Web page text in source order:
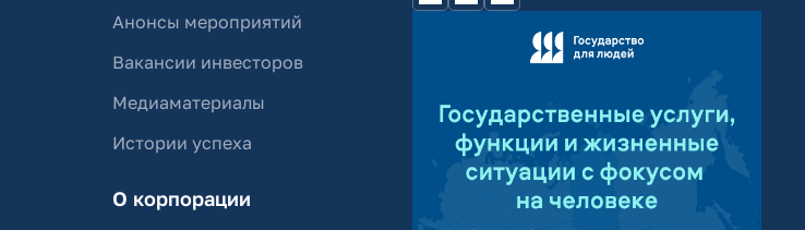
Анонсы мероприятий
Вакансии инвесторов
Медиаматериалы
Истории успеха
О корпорации